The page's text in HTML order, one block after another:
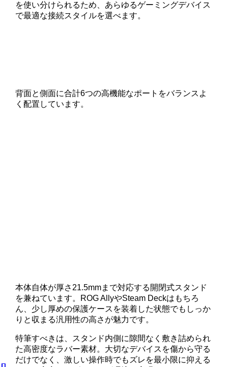
を使い分けられるため、あらゆるゲーミングデバイス
で最適な接続スタイルを選べます。
背面と側面に合計6つの高機能なポートをバランスよ
く配置しています。
本体自体が厚さ21.5mmまで対応する開閉式スタンド
を兼ねています。ROG AllyやSteam Deckはもちろ
ん、少し厚めの保護ケースを装着した状態でもしっか
りと収まる汎用性の高さが魅力です。
特筆すべきは、スタンド内側に隙間なく敷き詰められ
た高密度なラバー素材。大切なデバイスを傷から守る
だけでなく、激しい操作時でもズレを最小限に抑える